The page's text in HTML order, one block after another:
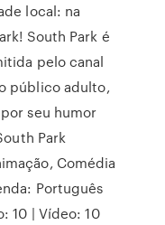
local: na
South Park é
pelo canal
público adulto,
seu humor
Park
Comédia
Português
10 | Vídeo: 10